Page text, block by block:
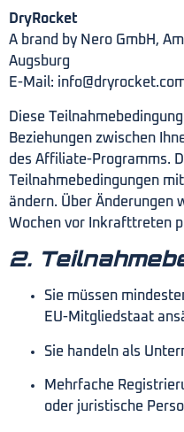
DryRocket
A brand by Nero GmbH,
Augsburg
E-Mail:
Diese
Beziehungen zwischen
des Affiliate-Programms.
Teilnahmebedingungen
ändern. Über Änderungen
Wochen vor Inkrafttreten
2.
Sie müssen
EU-Mitgliedstaat
Sie handeln als
Mehrfache
oder juristische